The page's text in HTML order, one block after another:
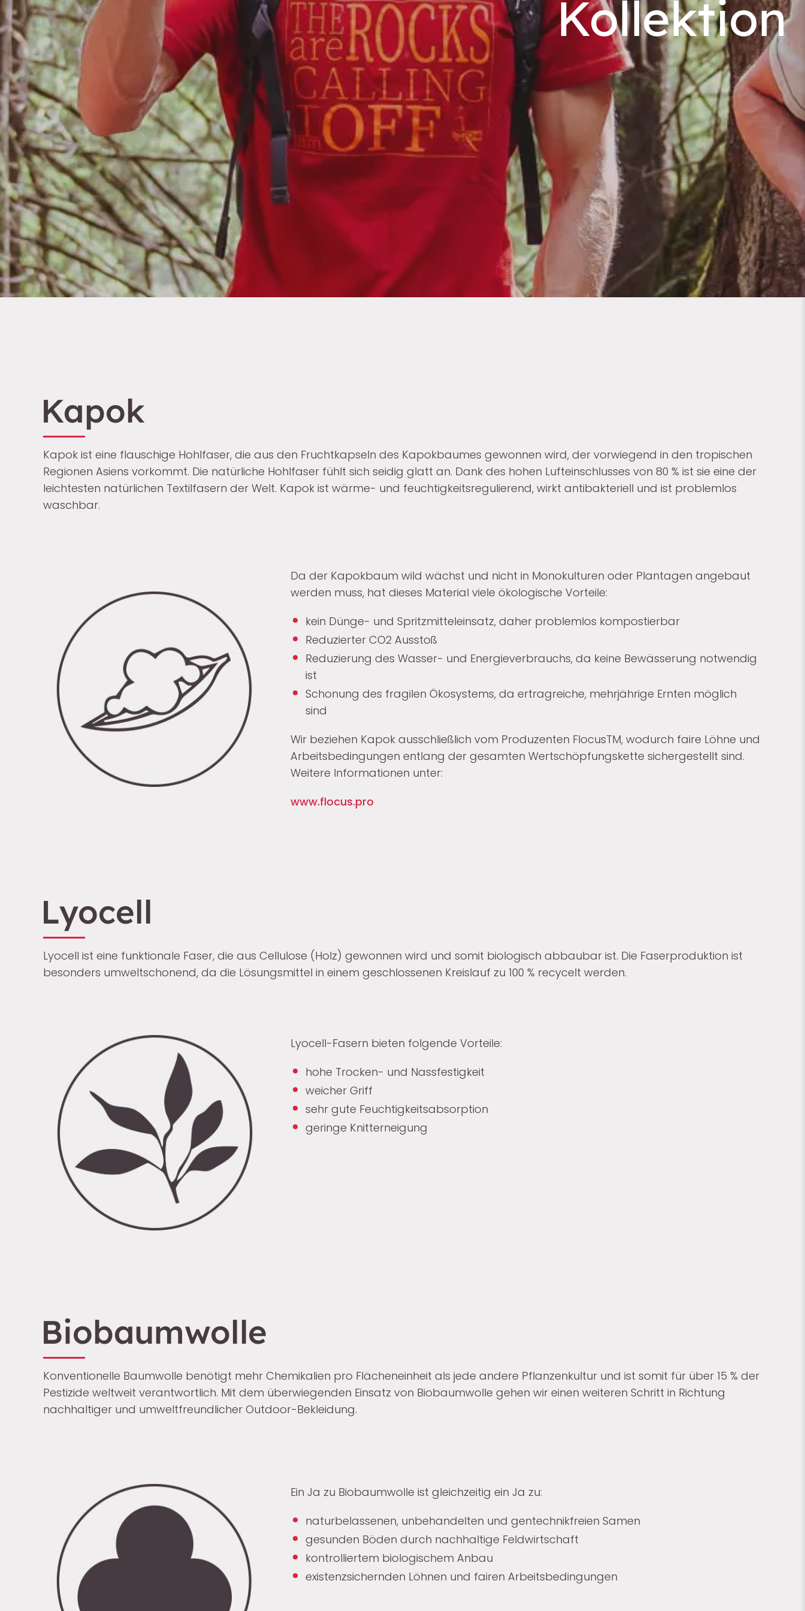
Kollektion
Kapok
Kapok ist eine flauschige Hohlfaser, die aus den Fruchtkapseln des Kapokbaumes gewonnen wird, der vorwiegend in den tropischen
Regionen Asiens vorkommt. Die natürliche Hohlfaser fühlt sich seidig glatt an. Dank des hohen Lufteinschlusses von 80 % ist sie eine der
leichtesten natürlichen Textilfasern der Welt. Kapok ist wärme- und feuchtigkeitsregulierend, wirkt antibakteriell und ist problemlos
waschbar.
Da der Kapokbaum wild wächst und nicht in Monokulturen oder Plantagen angebaut
werden muss, hat dieses Material viele ökologische Vorteile:
kein Dünge- und Spritzmitteleinsatz, daher problemlos kompostierbar
Reduzierter CO2 Ausstoß
Reduzierung des Wasser- und Energieverbrauchs, da keine Bewässerung notwendig
ist
Schonung des fragilen Ökosystems, da ertragreiche, mehrjährige Ernten möglich
sind
Wir beziehen Kapok ausschließlich vom Produzenten FlocusTM, wodurch faire Löhne und
Arbeitsbedingungen entlang der gesamten Wertschöpfungskette sichergestellt sind.
Weitere Informationen unter:
www.flocus.pro
Lyocell
Lyocell ist eine funktionale Faser, die aus Cellulose (Holz) gewonnen wird und somit biologisch abbaubar ist. Die Faserproduktion ist
besonders umweltschonend, da die Lösungsmittel in einem geschlossenen Kreislauf zu 100 % recycelt werden.
Lyocell-Fasern bieten folgende Vorteile:
hohe Trocken- und Nassfestigkeit
weicher Griff
sehr gute Feuchtigkeitsabsorption
geringe Knitterneigung
Biobaumwolle
Konventionelle Baumwolle benötigt mehr Chemikalien pro Flächeneinheit als jede andere Pflanzenkultur und ist somit für über 15 % der
Pestizide weltweit verantwortlich. Mit dem überwiegenden Einsatz von Biobaumwolle gehen wir einen weiteren Schritt in Richtung
nachhaltiger und umweltfreundlicher Outdoor-Bekleidung.
Ein Ja zu Biobaumwolle ist gleichzeitig ein Ja zu:
naturbelassenen, unbehandelten und gentechnikfreien Samen
gesunden Böden durch nachhaltige Feldwirtschaft
kontrolliertem biologischem Anbau
existenzsichernden Löhnen und fairen Arbeitsbedingungen